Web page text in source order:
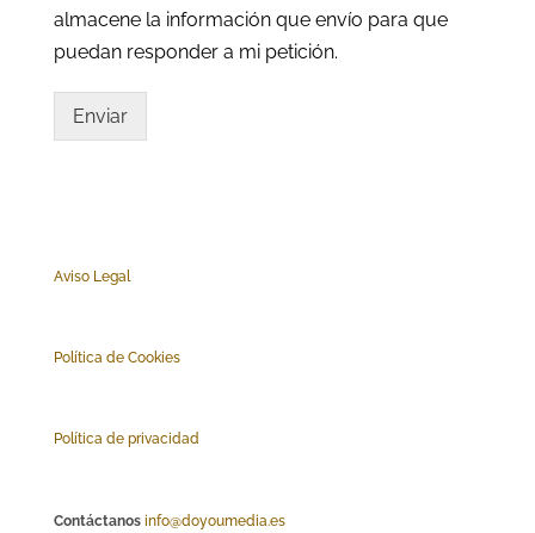
almacene la información que envío para que
puedan responder a mi petición.
Enviar
Aviso Legal
Política de Cookies
Política de privacidad
Contáctanos info@doyoumedia.es